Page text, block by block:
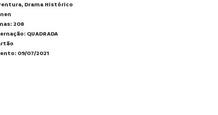
Drama Histórico
208
QUADRADA
09/07/2021